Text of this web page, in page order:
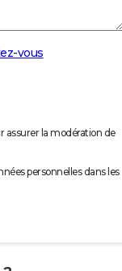
vous
assurer la modération de
personnelles dans les